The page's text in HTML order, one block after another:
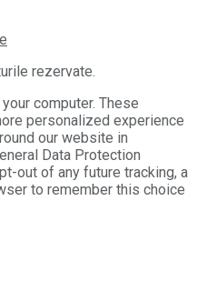
rezervate.
computer. These
personalized experience
our website in
Data Protection
out of any future tracking, a
to remember this choice